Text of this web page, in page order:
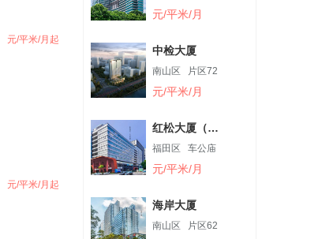
元/平米/月起
元/平米/月起
元/平米/月
中检大厦
南山区 片区72
元/平米/月
红松大厦（金
谷四号）
福田区 车公庙
元/平米/月
海岸大厦
南山区 片区62